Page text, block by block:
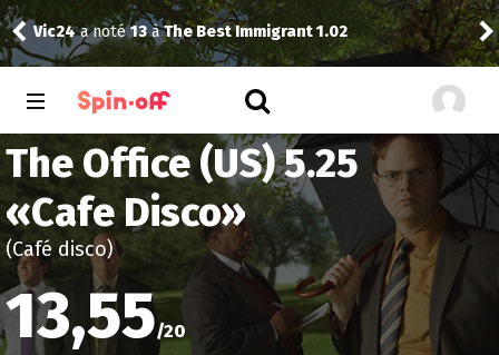
Vic24a noté13àThe Best Immigrant 1.02
The Office (US) 5.25
«Cafe Disco»
(Café disco)
13,55/20